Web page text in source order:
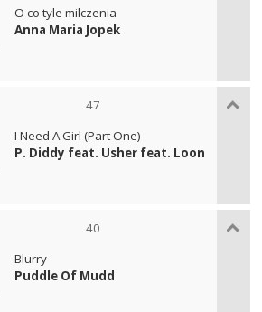
O co tyle milczenia
Anna Maria Jopek
47
I Need A Girl (Part One)
P. Diddy feat. Usher feat. Loon
40
Blurry
Puddle Of Mudd